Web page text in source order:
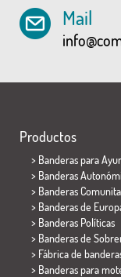
Mail
Productos
> Banderas para
> Banderas
> Banderas
> Banderas de
> Banderas Políticas
> Banderas de
> Fábrica de
> Banderas para